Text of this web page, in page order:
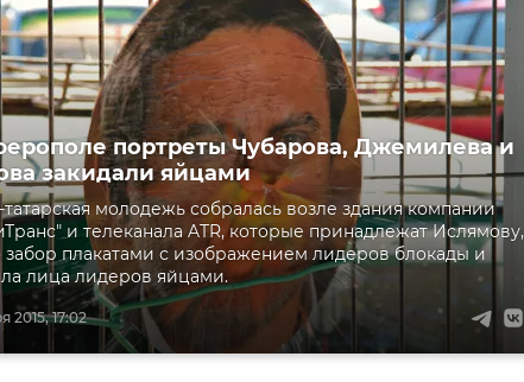
2015, 17:02
портреты Чубарова, Джемилева и
закидали яйцами
молодежь собралась возле здания компании
и телеканала ATR, которые принадлежат Ислямову,
забор плакатами с изображением лидеров блокады и
лица лидеров яйцами.